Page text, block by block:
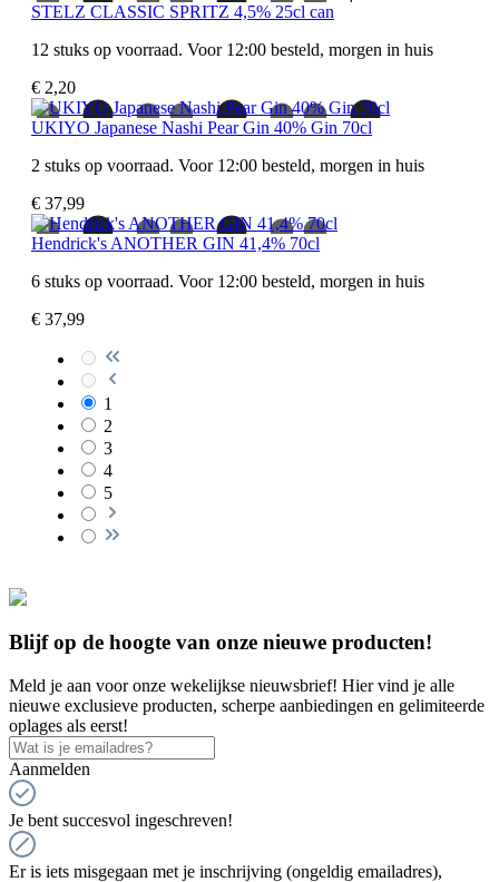
STELZ CLASSIC SPRITZ 4,5% 25cl can
12 stuks op voorraad. Voor 12:00 besteld, morgen in huis
€ 2,20
UKIYO Japanese Nashi Pear Gin 40% Gin 70cl
2 stuks op voorraad. Voor 12:00 besteld, morgen in huis
€ 37,99
Hendrick's ANOTHER GIN 41,4% 70cl
6 stuks op voorraad. Voor 12:00 besteld, morgen in huis
€ 37,99
1
2
3
4
5
Blijf op de hoogte van onze nieuwe producten!
Meld je aan voor onze wekelijkse nieuwsbrief! Hier vind je alle
nieuwe exclusieve producten, scherpe aanbiedingen en gelimiteerde
oplages als eerst!
Aanmelden
Je bent succesvol ingeschreven!
Er is iets misgegaan met je inschrijving (ongeldig emailadres),